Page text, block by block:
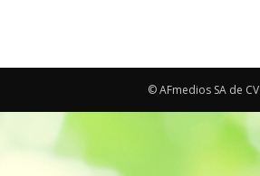
© AFmedios SA de CV